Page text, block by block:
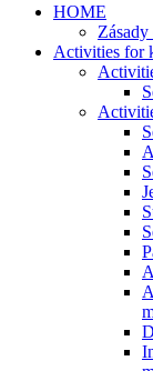
HOME
Activities for